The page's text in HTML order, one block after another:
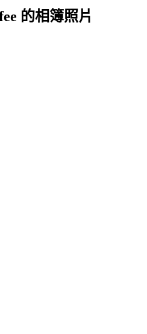
的相簿照片